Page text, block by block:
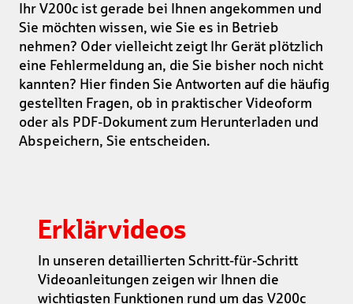
Ihr V200c ist gerade bei Ihnen angekommen und
Sie möchten wissen, wie Sie es in Betrieb
nehmen? Oder vielleicht zeigt Ihr Gerät plötzlich
eine Fehlermeldung an, die Sie bisher noch nicht
kannten? Hier finden Sie Antworten auf die häufig
gestellten Fragen, ob in praktischer Videoform
oder als PDF-Dokument zum Herunterladen und
Abspeichern, Sie entscheiden.
Erklärvideos
In unseren detaillierten Schritt-für-Schritt
Videoanleitungen zeigen wir Ihnen die
wichtigsten Funktionen rund um das V200c